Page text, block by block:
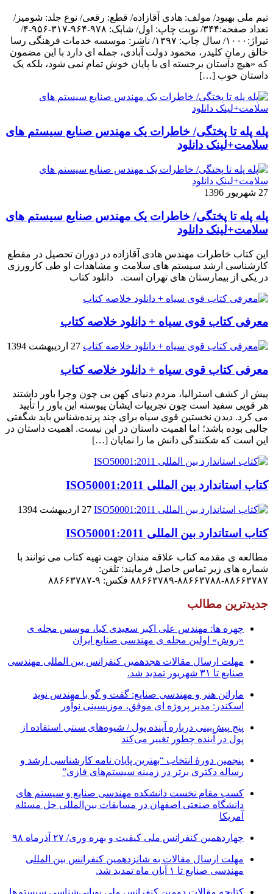
تیم ملی بهبود/ مولف: هادی آقازاده/ قطع: رقعی/ نوع جلد: شومیز/
تعداد صفحه:۳۴۴/ نوبت چاپ: اول/ شابک: ۹۷۸-۹۶۴-۳۱۷-۹۵۶-۴/
تیراژ:۱۰۰۰/ سال چاپ: ۱۳۹۷/ ناشر: موسسه خدمات فرهنگی رسا
خالق رمانِ کلیدر، محمود دولت آبادی، جمله ای دارد با این مضمون
که «هیچ داستان برجسته ای با پایان خوش تمام نمی شود، بلکه یک
داستان خوب […]
پله پله تا پختگی/ خاطرات یک مهندس صنایع سیستم های
سلامت+لینک دانلود
27 شهریور 1396
پله پله تا پختگی/ خاطرات یک مهندس صنایع سیستم های
سلامت+لینک دانلود
این کتاب خاطرات مهندس هادی آقازاده در دوران تحصیل در مقطع
کارشناسی ارشد سیستم های سلامت و مشاهدات او طی کارورزی
در یکی از بیمارستان های تهران است. دانلود کتاب
معرفی کتاب قوی سیاه + دانلود خلاصه کتاب
27 اردیبهشت 1394
معرفی کتاب قوی سیاه + دانلود خلاصه کتاب
پیش از کشف استرالیا، مردم دنیاى کهن بی چون وچرا باور داشتند
هر قویى سفید است چون تجربیات ایشان پیوسته این باور را تأیید
می کرد. دیدن نخستین قوى سیاه براى چند پرنده‌شناس باید شگفتى
جالبى بوده باشد؛ اما اهمیت داستان در این نیست. اهمیت داستان در
این است که شکنندگى دانش ما را نمایان […]
کتاب استاندارد بین المللی ISO50001:2011
27 اردیبهشت 1394
کتاب استاندارد بین المللی ISO50001:2011
مطالعه ی مقدمه کتاب علاقه مندان جهت تهیه کتاب می توانند با
شماره های زیر تماس حاصل فرمایند: تلفن:
۸۸۶۶۳۷۸۷-۸۸۶۶۳۷۸۸-۸۸۶۶۳۷۸۹ فکس: ۹-۸۸۶۶۳۷۸۷
جدیدترین مطالب
چهره ها: مهندس علی اکبر سعیدی کیا، موسس مجله ی
«روش» اولین مجله ی مهندسی صنایع ایران
مهلت ارسال مقالات هجدهمین کنفرانس بین المللی مهندسی
صنایع تا ۳۱ شهریور تمدید شد.
ماراتن هنر و مهندسی صنایع: گفت و گو با مهندس نوید
اسکندر: مدیر پروژه ای موفق، موزیسینی نوآور
پنج پیش‌بینی درباره آینده پول / شیوه‌های سنتی استفاده از
پول در آینده چطور تغییر می‌کند
پنجمین دورۀ انتخاب “بهترین پایان ­نامه کارشناسی­ ارشد و
رساله دکتری برتر در زمینه سیستم‌های فازی”
کسب مقام نخست دانشکده مهندسی صنایع و سیستم های
دانشگاه صنعتی اصفهان در مسابقات بین‌المللی حل مسئله
آمریکا
چهاردهمین کنفرانس ملی کیفیت و بهره وری/ ۲۷ آذرماه ۹۸
مهلت ارسال مقالات به شانزدهمین کنفرانس بین المللی
مهندسی صنایع تا ۱ آبان ماه تمدید شد.
کتابچه مقالات دومین کنفرانس ملی پویایی‌شناسی سیستم‌ها